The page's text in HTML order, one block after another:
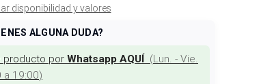
disponibilidad y valores
ALGUNA DUDA?
producto por Whatsapp AQUÍ (Lun. - Vie.
a 19:00)